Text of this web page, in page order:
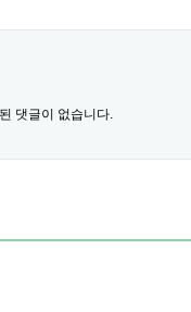
댓글이 없습니다.